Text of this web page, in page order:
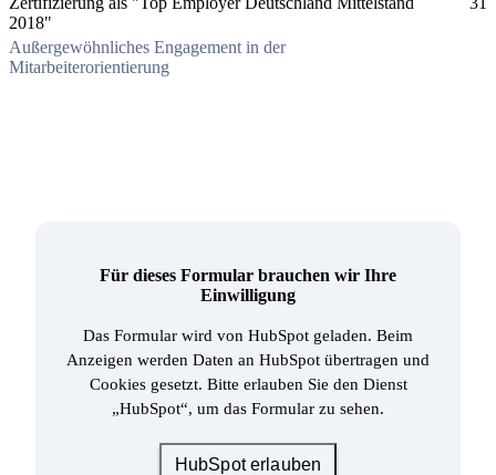
2018"
Außergewöhnliches Engagement in der
Mitarbeiterorientierung
Für dieses Formular brauchen wir Ihre
Einwilligung
Das Formular wird von HubSpot geladen. Beim
Anzeigen werden Daten an HubSpot übertragen und
Cookies gesetzt. Bitte erlauben Sie den Dienst
„HubSpot“, um das Formular zu sehen.
HubSpot erlauben